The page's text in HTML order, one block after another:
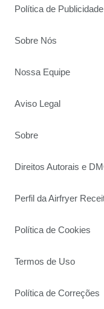
Política de Publicidade
Sobre Nós
Nossa Equipe
Aviso Legal
Sobre
Direitos Autorais e
Perfil da Airfryer
Política de Cookies
Termos de Uso
Política de Correções